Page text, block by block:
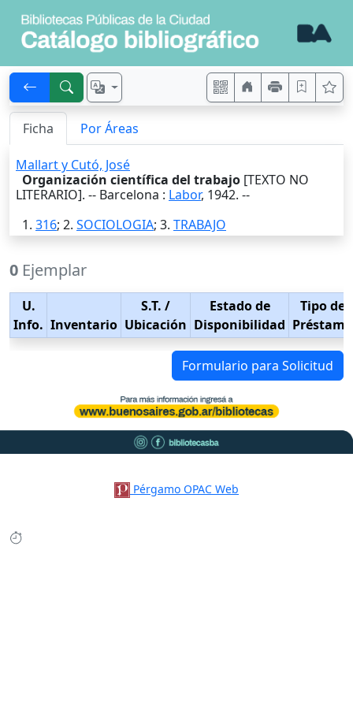
Ficha Por Áreas
Mallart y Cutó, José
Organización científica del trabajo [TEXTO NO
LITERARIO]. -- Barcelona : Labor, 1942. --
1. 316; 2. SOCIOLOGIA; 3. TRABAJO
0 Ejemplar
U.
Info. Inventario
S.T. /
Ubicación
Estado de
Disponibilidad
Tipo de
Préstamo
Formulario para Solicitud
Pérgamo OPAC Web